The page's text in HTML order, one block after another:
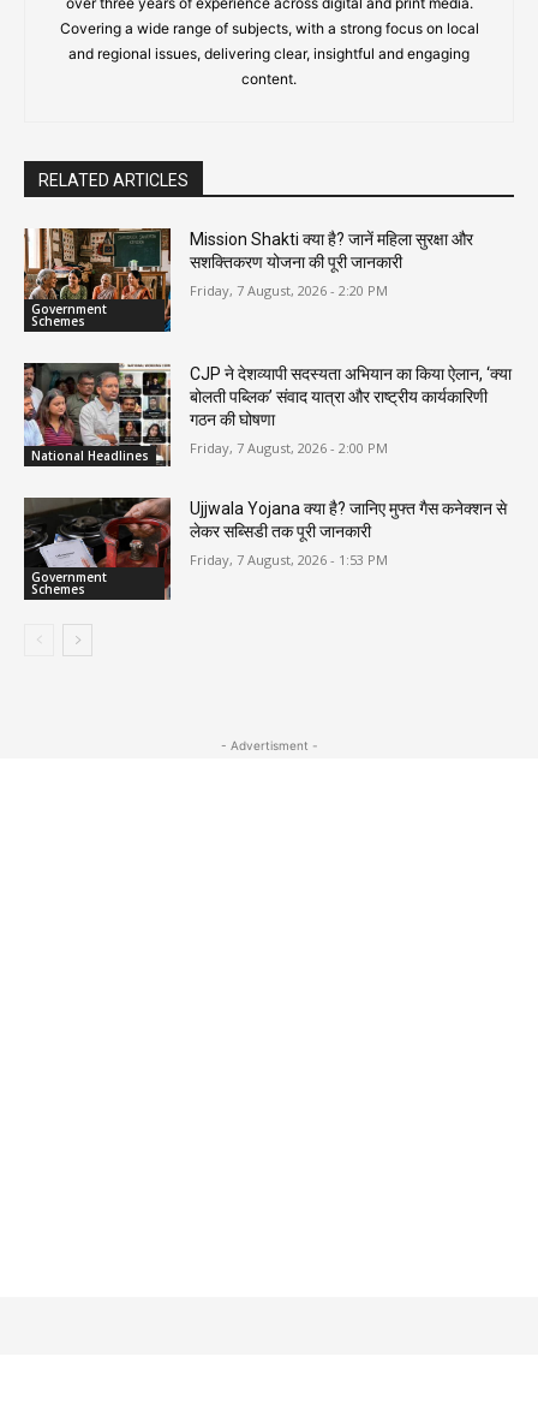
Covering a wide range of subjects, with a strong focus on local
and regional issues, delivering clear, insightful and engaging
content.
RELATED ARTICLES
Government
Schemes
Mission Shakti क्या है? जानें महिला सुरक्षा और
सशक्तिकरण योजना की पूरी जानकारी
Friday, 7 August, 2026 - 2:20 PM
National Headlines
CJP ने देशव्यापी सदस्यता अभियान का किया ऐलान, ‘क्या
बोलती पब्लिक’ संवाद यात्रा और राष्ट्रीय कार्यकारिणी
गठन की घोषणा
Friday, 7 August, 2026 - 2:00 PM
Government
Schemes
Ujjwala Yojana क्या है? जानिए मुफ्त गैस कनेक्शन से
लेकर सब्सिडी तक पूरी जानकारी
Friday, 7 August, 2026 - 1:53 PM
- Advertisment -